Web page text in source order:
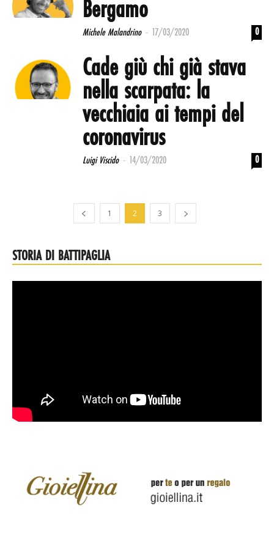
Bergamo
Michele Malandrino - 17/03/2020 0
Cade giù chi già stava
nella scarpata: la
vecchiaia ai tempi del
coronavirus
Luigi Viscido - 14/03/2020 0
1 2 3
STORIA DI BATTIPAGLIA